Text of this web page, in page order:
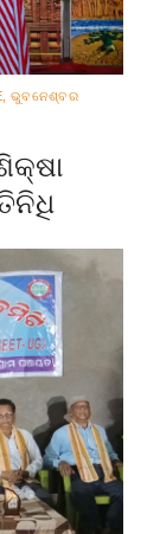
ଭୁବନେଶ୍ବର